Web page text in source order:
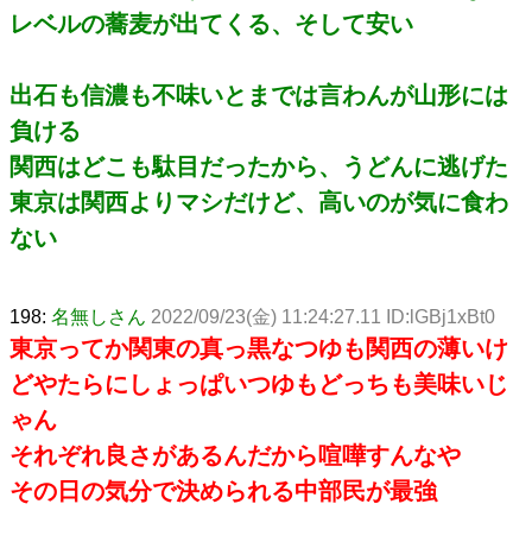
レベルの蕎麦が出てくる、そして安い
出石も信濃も不味いとまでは言わんが山形には
負ける
関西はどこも駄目だったから、うどんに逃げた
東京は関西よりマシだけど、高いのが気に食わ
ない
198: 名無しさん 2022/09/23(金) 11:24:27.11 ID:lGBj1xBt0
東京ってか関東の真っ黒なつゆも関西の薄いけ
どやたらにしょっぱいつゆもどっちも美味いじ
ゃん
それぞれ良さがあるんだから喧嘩すんなや
その日の気分で決められる中部民が最強